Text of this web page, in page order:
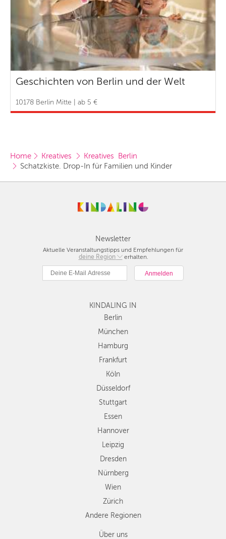
Geschichten von Berlin und der Welt
10178 Berlin Mitte | ab 5 €
Home Kreatives
Kreatives  Berlin
Schatzkiste. Drop-In für Familien und Kinder
Newsletter
Aktuelle Veranstaltungstipps und Empfehlungen für
deine Region
Berlin
Hamburg
Köln
Düsseldorf
Stuttgart
Essen
Dresden
Nürnberg
Wien
Zürich
Andere
Regionen
erhalten.
KINDALING IN
Berlin
München
Hamburg
Frankfurt
Köln
Düsseldorf
Stuttgart
Essen
Hannover
Leipzig
Dresden
Nürnberg
Wien
Zürich
Andere Regionen
Über uns